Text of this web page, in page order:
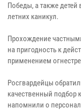
Победы, а также
летних каникул.
Прохождение
на пригодность к
применением
Росгвардейцы
качественный подбор
напомнили о